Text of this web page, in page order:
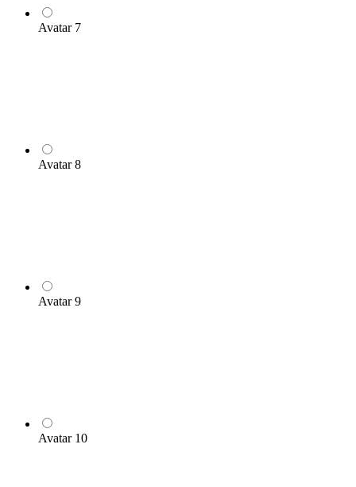
Avatar 7
Avatar 8
Avatar 9
Avatar 10